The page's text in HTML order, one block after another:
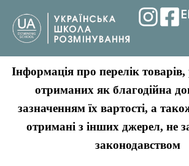
вмісту
Інформація про перелік товарів,
отриманих як благодійна
зазначенням їх вартості, а
отримані з інших джерел, не
законодавством